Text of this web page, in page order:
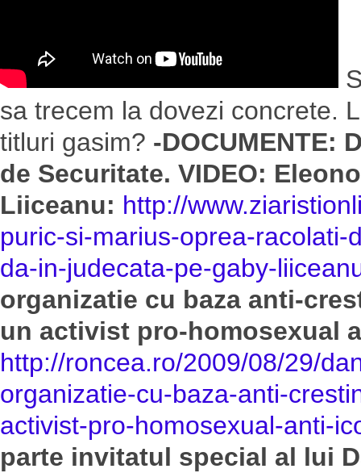
sa trecem la dovezi concrete.
titluri gasim? -DOCUMENTE:
de Securitate. VIDEO:
Liiceanu: http://
puric-si-marius-oprea-
da-in-judecata-pe-gaby-
organizatie cu baza anti-
un activist pro-homosexual
http://roncea.ro/2009/08/29/
organizatie-cu-baza-anti-
activist-pro-homosexual-anti-
parte invitatul special al lui